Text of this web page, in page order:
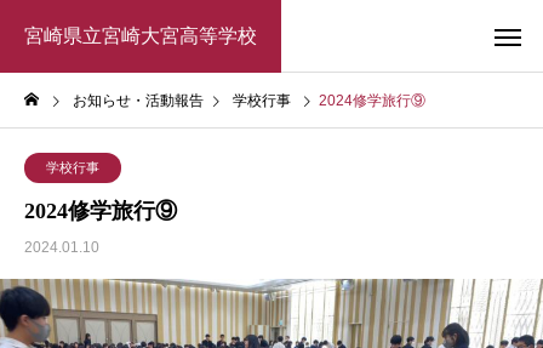
宮崎県立宮崎大宮高等学校
お知らせ・活動報告 学校行事 2024修学旅行⑨
学校行事
2024修学旅行⑨
2024.01.10